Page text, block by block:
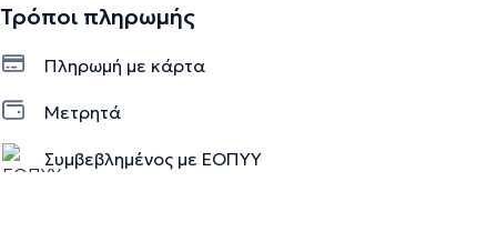
Τρόποι πληρωμής
Πληρωμή με κάρτα
Μετρητά
Συμβεβλημένος με ΕΟΠΥΥ